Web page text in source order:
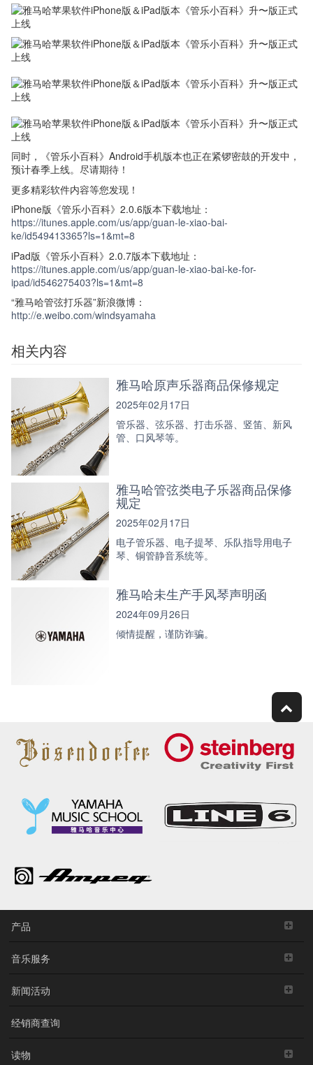
同时，《管乐小百科》Android手机版本也正在紧锣密鼓的开发中，
预计春季上线。尽请期待！
更多精彩软件内容等您发现！
iPhone版《管乐小百科》2.0.6版本下载地址：
https://itunes.apple.com/us/app/guan-le-xiao-bai-
ke/id549413365?ls=1&mt=8
iPad版《管乐小百科》2.0.7版本下载地址：
https://itunes.apple.com/us/app/guan-le-xiao-bai-ke-for-
ipad/id546275403?ls=1&mt=8
“雅马哈管弦打乐器”新浪微博：
http://e.weibo.com/windsyamaha
相关内容
雅马哈原声乐器商品保修规定
2025年02月17日
管乐器、弦乐器、打击乐器、竖笛、新风
管、口风琴等。
雅马哈管弦类电子乐器商品保修
规定
2025年02月17日
电子管乐器、电子提琴、乐队指导用电子
琴、铜管静音系统等。
雅马哈未生产手风琴声明函
2024年09月26日
倾情提醒，谨防诈骗。
产品
音乐服务
新闻活动
经销商查询
读物